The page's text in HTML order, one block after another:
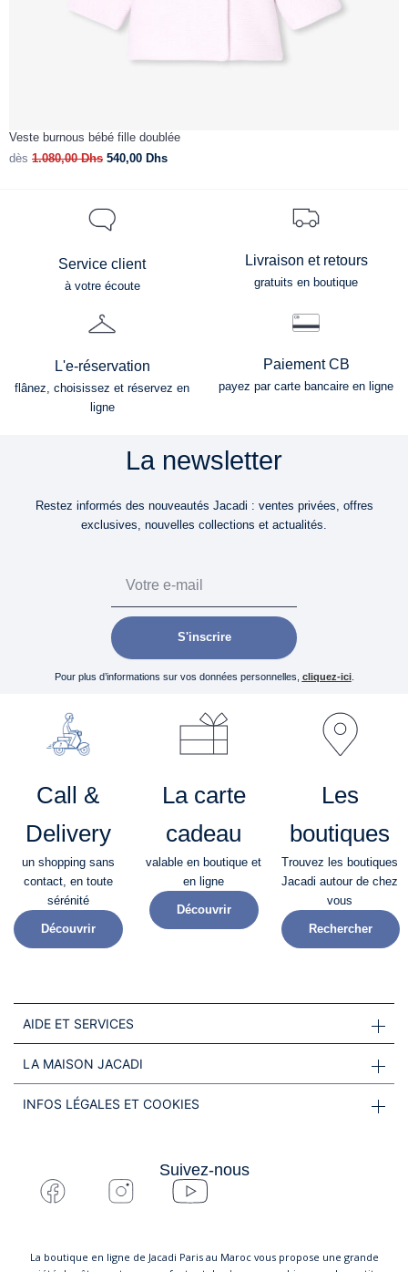
Veste burnous bébé fille doublée
dès 1.080,00Dhs 540,00 Dhs
Service client
à votre écoute
Livraison et retours
gratuits en boutique
L'e-réservation
flânez, choisissez et réservez en
ligne
Paiement CB
payez par carte bancaire en ligne
La newsletter
Restez informés des nouveautés Jacadi : ventes privées, offres
exclusives, nouvelles collections et actualités.
S'inscrire
Pour plus d’informations sur vos données personnelles, cliquez-ici.
Call &
Delivery
un shopping sans
contact, en toute
sérénité​
Découvrir
La carte
cadeau
valable en boutique et
en ligne
Découvrir
Les
boutiques
Trouvez les boutiques
Jacadi autour de chez
vous
Rechercher
AIDE ET SERVICES
LA MAISON JACADI
INFOS LÉGALES ET COOKIES
Suivez-nous
La boutique en ligne de Jacadi Paris au Maroc vous propose une grande